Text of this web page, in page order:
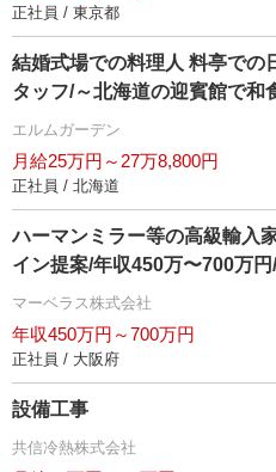
正社員 / 東京都
結婚式場での料理人 料亭での
タッフ/～北海道の迎賓館で和
エルムガーデン
月給25万円～27万8,800円
正社員 / 北海道
ハーマンミラー等の高級輸入
イン提案/年収450万〜700万
マーベラス株式会社
年収450万円～700万円
正社員 / 大阪府
設備工事
共信冷熱株式会社